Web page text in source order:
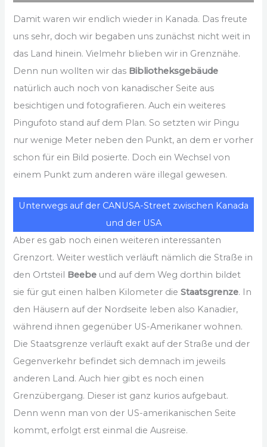
Damit waren wir endlich wieder in Kanada. Das freute
uns sehr, doch wir begaben uns zunächst nicht weit in
das Land hinein. Vielmehr blieben wir in Grenznähe.
Denn nun wollten wir das Bibliotheksgebäude
natürlich auch noch von kanadischer Seite aus
besichtigen und fotografieren. Auch ein weiteres
Pingufoto stand auf dem Plan. So setzten wir Pingu
nur wenige Meter neben den Punkt, an dem er vorher
schon für ein Bild posierte. Doch ein Wechsel von
einem Punkt zum anderen wäre illegal gewesen.
Unterwegs auf der CANUSA-Street zwischen Kanada
und der USA
Aber es gab noch einen weiteren interessanten
Grenzort. Weiter westlich verläuft nämlich die Straße in
den Ortsteil Beebe und auf dem Weg dorthin bildet
sie für gut einen halben Kilometer dieStaatsgrenze. In
den Häusern auf der Nordseite leben also Kanadier,
während ihnen gegenüber US-Amerikaner wohnen.
Die Staatsgrenze verläuft exakt auf der Straße und der
Gegenverkehr befindet sich demnach im jeweils
anderen Land. Auch hier gibt es noch einen
Grenzübergang. Dieser ist ganz kurios aufgebaut.
Denn wenn man von der US-amerikanischen Seite
kommt, erfolgt erst einmal die Ausreise.